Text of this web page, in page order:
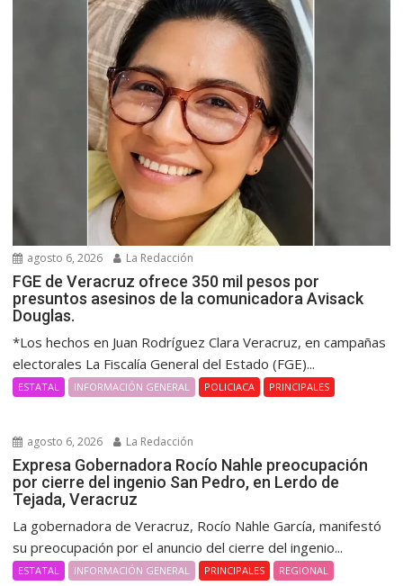
agosto 6, 2026 La Redacción
FGE de Veracruz ofrece 350 mil pesos por
presuntos asesinos de la comunicadora Avisack
Douglas.
*Los hechos en Juan Rodríguez Clara Veracruz, en campañas
electorales La Fiscalía General del Estado (FGE)...
ESTATAL INFORMACIÓN GENERAL POLICIACA PRINCIPALES
agosto 6, 2026 La Redacción
Expresa Gobernadora Rocío Nahle preocupación
por cierre del ingenio San Pedro, en Lerdo de
Tejada, Veracruz
La gobernadora de Veracruz, Rocío Nahle García, manifestó
su preocupación por el anuncio del cierre del ingenio...
ESTATAL INFORMACIÓN GENERAL PRINCIPALES REGIONAL